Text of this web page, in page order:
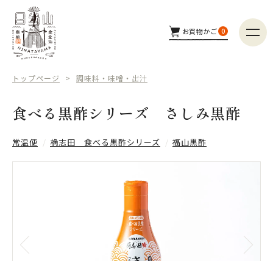
商品カテゴリー
配送方法
商品検索
お買物かご 0
トップページ 調味料・味噌・出汁
食べる黒酢シリーズ さしみ黒酢
常温便 桷志田 食べる黒酢シリーズ 福山黒酢